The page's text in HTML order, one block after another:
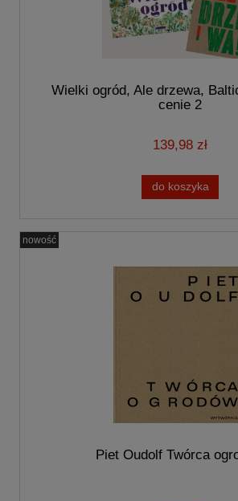
Wielki ogród, Ale drzewa,
cenie 2
139,98 zł
do koszyka
Piet Oudolf Twórca
nowość